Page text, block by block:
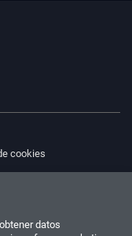
cookies
datos